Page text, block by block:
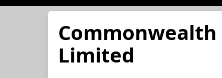
Limited